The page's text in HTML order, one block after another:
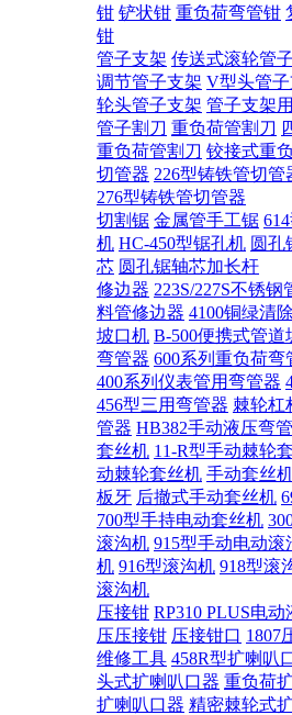
钳 铲状钳 重负荷弯管钳
钳
管子支架 传送式滚轮管
调节管子支架 V型头管
轮头管子支架 管子支架
管子割刀 重负荷管割刀
重负荷管割刀 铰接式重
切管器 226型铸铁管切管
276型铸铁管切管器
切割锯 金属管手工锯
机 HC-450型锯孔机 圆孔
芯 圆孔锯轴芯加长杆
修边器 223S/227S不锈钢
料管修边器 4100铜绿清
坡口机 B-500便携式管道
弯管器 600系列重负荷弯
400系列仪表管用弯管器
456型三用弯管器 棘轮杠
管器 HB382手动液压弯
套丝机 11-R型手动棘轮
动棘轮套丝机 手动套丝
板牙 后撤式手动套丝机
700型手持电动套丝机
滚沟机 915型手动电动滚
机 916型滚沟机 918型滚
滚沟机
压接钳 RP310 PLUS电
压压接钳 压接钳口 1807
维修工具 458R型扩喇叭
头式扩喇叭口器 重负荷
扩喇叭口器 精密棘轮式